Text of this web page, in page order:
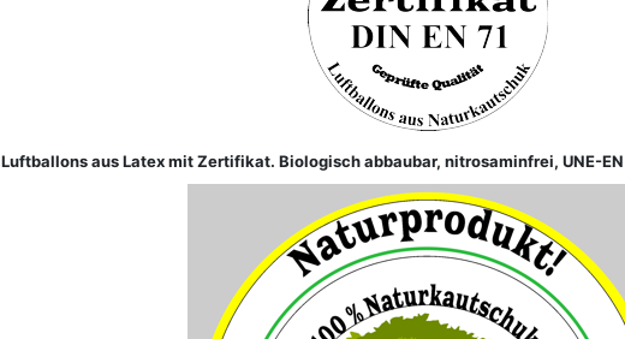
Luftballons aus Latex mit Zertifikat. Biologisch abbaubar, nitrosaminfrei, UNE-